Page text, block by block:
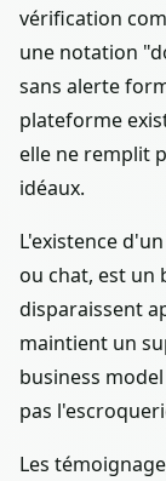
vérification
une notation
sans alerte
plateforme
elle ne remplit
idéaux.
L'existence
ou chat, est un
disparaissent
maintient un
business
pas
Les